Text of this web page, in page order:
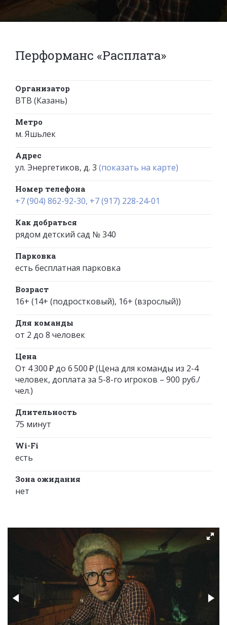
Перформанс «Расплата»
Организатор
BTB (Казань)
Метро
м. Яшьлек
Адрес
ул. Энергетиков, д. 3 (показать на карте)
Номер телефона
+7 (904) 862-92-30, +7 (917) 228-24-01
Как добраться
рядом детский сад № 340
Парковка
есть бесплатная парковка
Возраст
16+ (14+ (подростковый), 16+ (взрослый))
Для команды
от 2 до 8 человек
Цена
От 4 300 ₽ до 6 500 ₽ (Цена для команды из 2-4
человек, доплата за 5-8-го игроков – 900 руб./
чел.)
Длительность
75 минут
Wi-Fi
есть
Зона ожидания
нет